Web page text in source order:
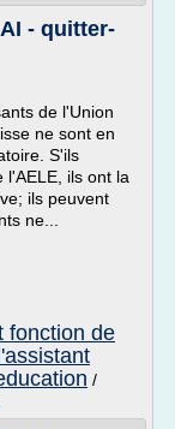
- quitter-
de l'Union
ne sont en
S'ils
l'AELE, ils ont la
ils peuvent
ne...
fonction de
/